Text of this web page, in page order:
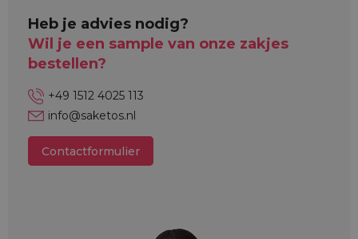
Heb je advies nodig?
Wil je een sample van onze zakjes
bestellen?
+49 1512 4025 113
info@saketos.nl
Contactformulier